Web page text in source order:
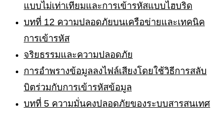
แบบไม่เท่าเทียมและการเข้ารหัสแบบไฮบริด
บทที่ 12 ความปลอดภัยบนเครือข่ายและเทคนิค
การเข้ารหัส
จริยธรรมและความปลอดภัย
การอำพรางข้อมูลลงไฟล์เสียงโดยใช้วิธีการสลับ
บิตร่วมกับการเข้ารหัสข้อมูล
บทที่ 5 ความมั่นคงปลอดภัยของระบบสารสนเทศ